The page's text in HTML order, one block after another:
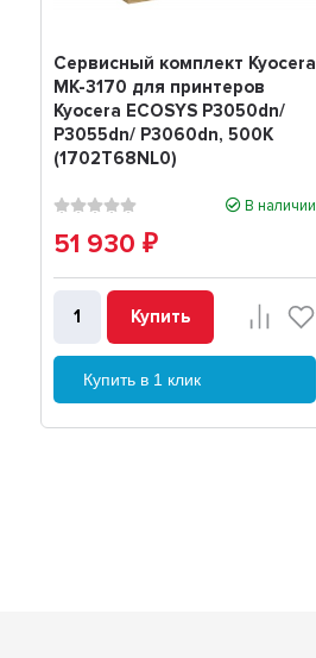
Сервисный комплект Kyocera
MK-3170 для принтеров
Kyocera ECOSYS P3050dn/
P3055dn/ P3060dn, 500K
(1702T68NL0)
В наличии
51 930₽
Купить
Купить в 1 клик